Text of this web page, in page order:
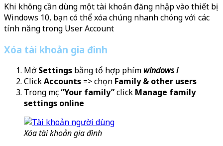
Khi không cần dùng một tài khoản đăng nhập vào thiết bị
Windows 10, bạn có thể xóa chúng nhanh chóng với các
tính năng trong User Account
Xóa tài khoản gia đình
MởSettings bằng tổ hợp phím windows i
ClickAccounts => chọn Family & other users
Trong mục“Your family”click Manage family
settings online
Xóa tài khoản gia đình